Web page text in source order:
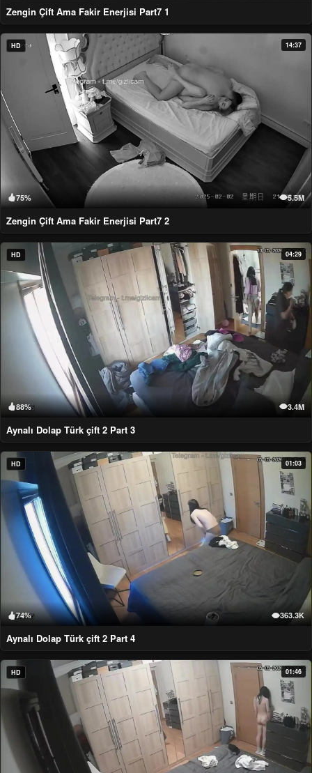
Zengin Çift Ama Fakir Enerjisi Part7 1
HD 14:37
75% 5.5M
Zengin Çift Ama Fakir Enerjisi Part7 2
HD 04:29
88% 3.4M
Aynalı Dolap Türk çift 2 Part 3
HD 01:03
74% 363.3K
Aynalı Dolap Türk çift 2 Part 4
HD 01:46